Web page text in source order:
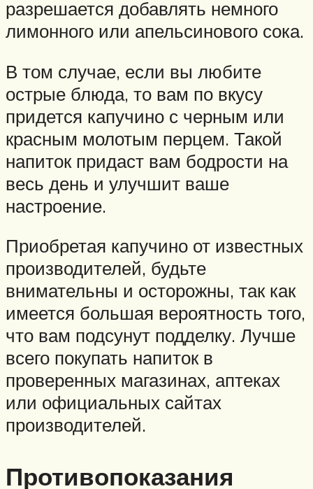
разрешается добавлять немного
лимонного или апельсинового сока.
В том случае, если вы любите
острые блюда, то вам по вкусу
придется капучино с черным или
красным молотым перцем. Такой
напиток придаст вам бодрости на
весь день и улучшит ваше
настроение.
Приобретая капучино от известных
производителей, будьте
внимательны и осторожны, так как
имеется большая вероятность того,
что вам подсунут подделку. Лучше
всего покупать напиток в
проверенных магазинах, аптеках
или официальных сайтах
производителей.
Противопоказания